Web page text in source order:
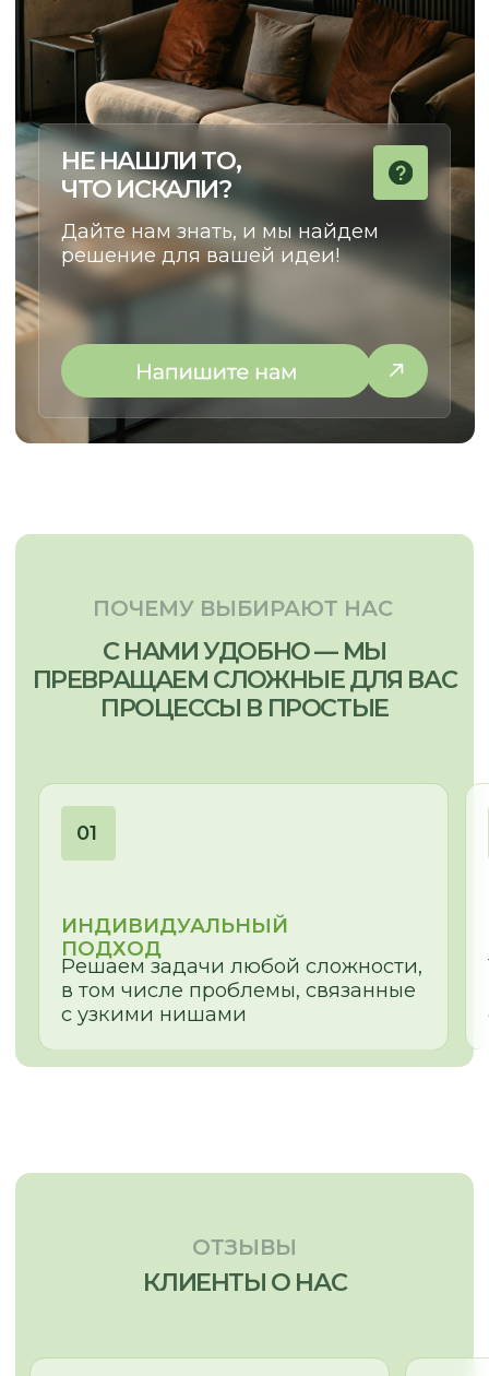
СВЯЗАТЬСЯ С НАМИ:
По согласованию
Сб - Вс
10:00 - 19:00
Пн - Пт
г. Новосибирск, пр. Академика
Лаврентьева, д.2/2, оф. 560
Видеообзоры
Доставка и оплата
Сертификаты
Частые вопросы
Этапы работы
+7-983-321-75-61
nsk@promebelnsk.ru
Бесплатная консультация